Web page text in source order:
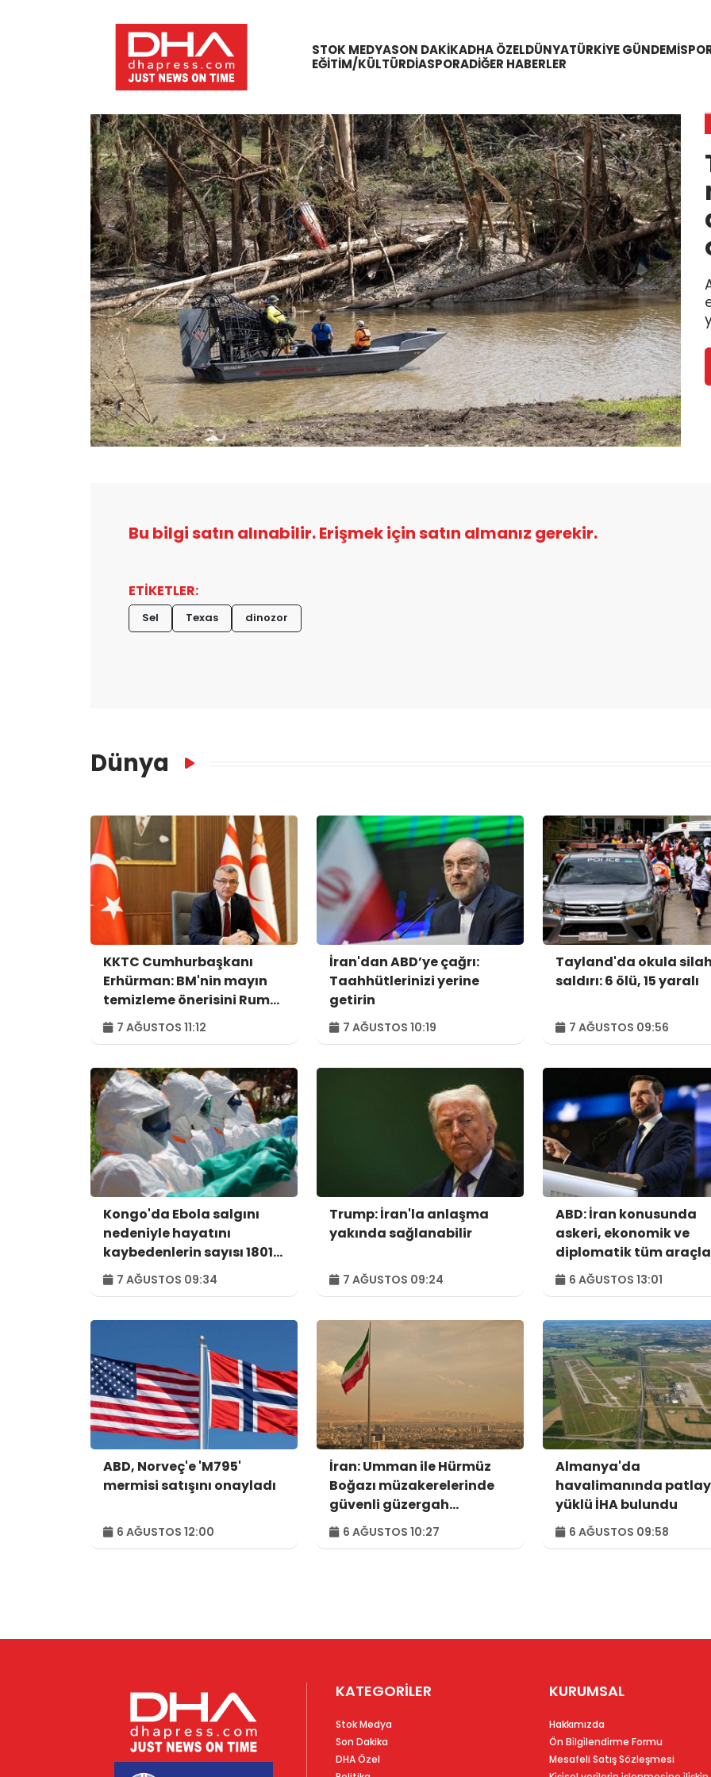
STOK MEDYASON DAKIKADHA ÖZELDÜNYATÜRKIYE GÜNDEMI
EĞITIM/KÜLTÜRDIASPORADIĞER HABERLER
Bu bilgi satın alınabilir. Erişmek için satın almanız gerekir.
ETİKETLER:
Sel Texas dinozor
Dünya
KKTC Cumhurbaşkanı
Erhürman: BM'nin mayın
temizleme önerisini Rum
tarafı reddetti
7 AĞUSTOS 11:12
İran'dan ABD’ye çağrı:
Taahhütlerinizi yerine
getirin
7 AĞUSTOS 10:19
Tayland'da okula
saldırı: 6 ölü, 15 yaralı
7 AĞUSTOS 09:56
Kongo'da Ebola salgını
nedeniyle hayatını
kaybedenlerin sayısı 1801'e
yükseldi
7 AĞUSTOS 09:34
Trump: İran'la anlaşma
yakında sağlanabilir
7 AĞUSTOS 09:24
ABD: İran konusunda
askeri, ekonomik ve
diplomatik tüm
kullanılacak
6 AĞUSTOS 13:01
ABD, Norveç'e 'M795'
mermisi satışını onayladı
6 AĞUSTOS 12:00
İran: Umman ile Hürmüz
Boğazı müzakerelerinde
güvenli güzergah
konusunda anlaşmaya
vardık
6 AĞUSTOS 10:27
Almanya'da
havalimanında
yüklü İHA bulundu
6 AĞUSTOS 09:58
KATEGORİLER
Stok Medya
Son Dakika
DHA Özel
KURUMSAL
Hakkımızda
Ön Bi̇lgi̇lendi̇rme Formu
Mesafeli Satış Sözleşmesi